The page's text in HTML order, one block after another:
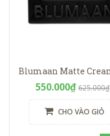
550.000₫ 625.000₫
CHO VÀO GIỎ